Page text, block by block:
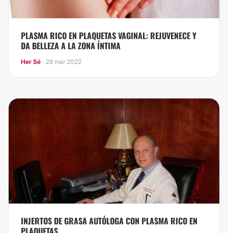
PLASMA RICO EN PLAQUETAS VAGINAL: REJUVENECE Y
DA BELLEZA A LA ZONA ÍNTIMA
Her Sé · 28 mar 2022
INJERTOS DE GRASA AUTÓLOGA CON PLASMA RICO EN